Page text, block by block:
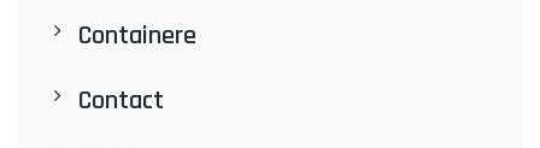
Containere
Contact